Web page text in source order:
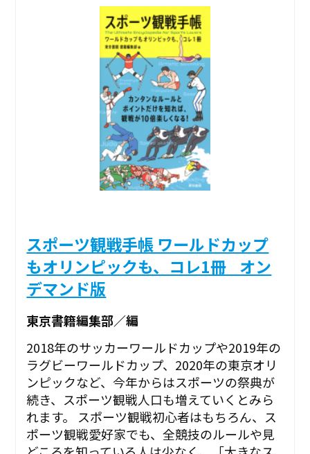
スポーツ観戦手帳 ワールドカップ
もオリンピックも、コレ1冊 _オン
デマンド版
東京書籍編集部／編
2018年のサッカーワールドカップや2019年の
ラグビーワールドカップ、2020年の東京オリ
ンピックなど、今年からはスポーツの祭典が
続き、スポーツ観戦人口も増えていくとみら
れます。 スポーツ観戦初心者はもちろん、ス
ポーツ観戦愛好家でも、全競技のルールや見